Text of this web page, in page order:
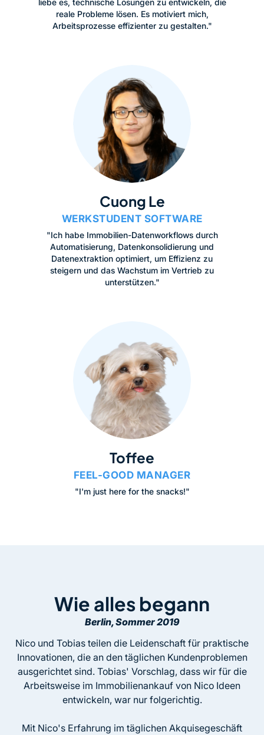
liebe es, technische Lösungen zu entwickeln, die
reale Probleme lösen. Es motiviert mich,
Arbeitsprozesse effizienter zu gestalten."
Cuong Le
WERKSTUDENT SOFTWARE
"Ich habe Immobilien-Datenworkflows durch
Automatisierung, Datenkonsolidierung und
Datenextraktion optimiert, um Effizienz zu
steigern und das Wachstum im Vertrieb zu
unterstützen."
Toffee
FEEL-GOOD MANAGER
"I'm just here for the snacks!"
Wie alles begann
Berlin, Sommer 2019
Nico und Tobias teilen die Leidenschaft für praktische
Innovationen, die an den täglichen Kundenproblemen
ausgerichtet sind. Tobias' Vorschlag, dass wir für die
Arbeitsweise im Immobilienankauf von Nico Ideen
entwickeln, war nur folgerichtig.
Mit Nico's Erfahrung im täglichen Akquisegeschäft